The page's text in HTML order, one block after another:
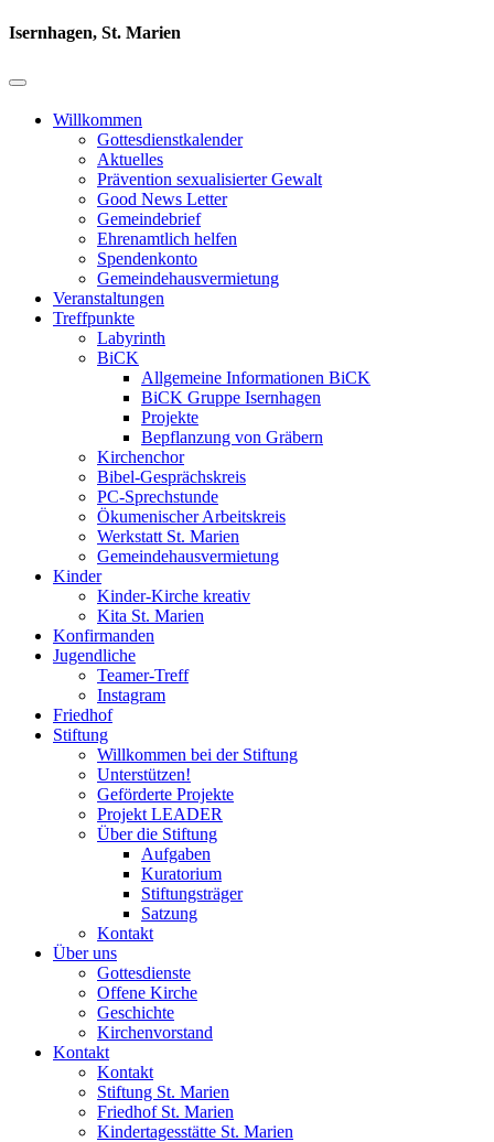
Isernhagen, St. Marien
Willkommen
Gottesdienstkalender
Aktuelles
Prävention sexualisierter Gewalt
Good News Letter
Gemeindebrief
Ehrenamtlich helfen
Spendenkonto
Gemeindehausvermietung
Veranstaltungen
Treffpunkte
Labyrinth
BiCK
Allgemeine Informationen BiCK
BiCK Gruppe Isernhagen
Projekte
Bepflanzung von Gräbern
Kirchenchor
Bibel-Gesprächskreis
PC-Sprechstunde
Ökumenischer Arbeitskreis
Werkstatt St. Marien
Gemeindehausvermietung
Kinder
Kinder-Kirche kreativ
Kita St. Marien
Konfirmanden
Jugendliche
Teamer-Treff
Instagram
Friedhof
Stiftung
Willkommen bei der Stiftung
Unterstützen!
Geförderte Projekte
Projekt LEADER
Über die Stiftung
Aufgaben
Kuratorium
Stiftungsträger
Satzung
Kontakt
Über uns
Gottesdienste
Offene Kirche
Geschichte
Kirchenvorstand
Kontakt
Kontakt
Stiftung St. Marien
Friedhof St. Marien
Kindertagesstätte St. Marien